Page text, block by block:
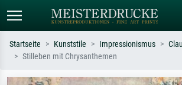
Startseite Kunststile Impressionismus
Stilleben mit Chrysanthemen